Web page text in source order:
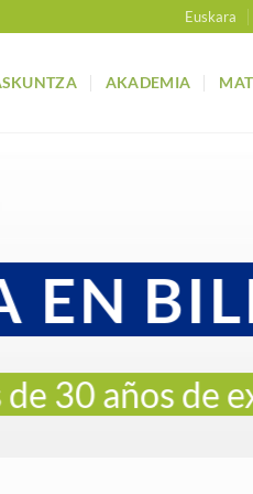
Euskara
AKADEMIA
EN
30 años de